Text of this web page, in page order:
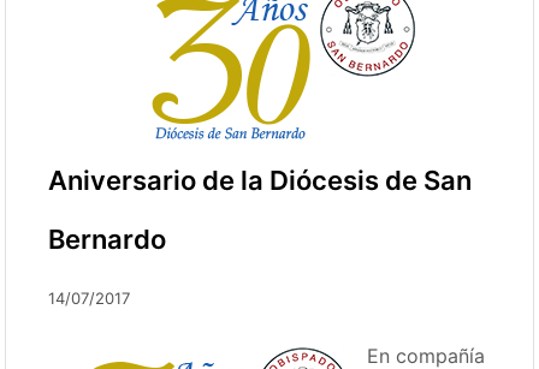
Aniversario de la Diócesis de San
Bernardo
14/07/2017
En compañía